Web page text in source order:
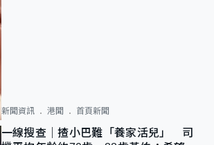
新聞資訊 港聞 首頁新聞
一線搜查｜揸小巴難「養家活兒」 司